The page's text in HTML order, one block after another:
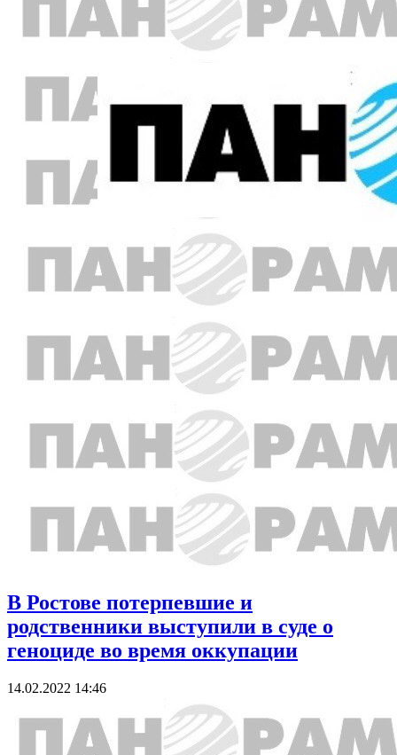
В Ростове потерпевшие и
родственники выступили в суде о
геноциде во время оккупации
14.02.2022 14:46